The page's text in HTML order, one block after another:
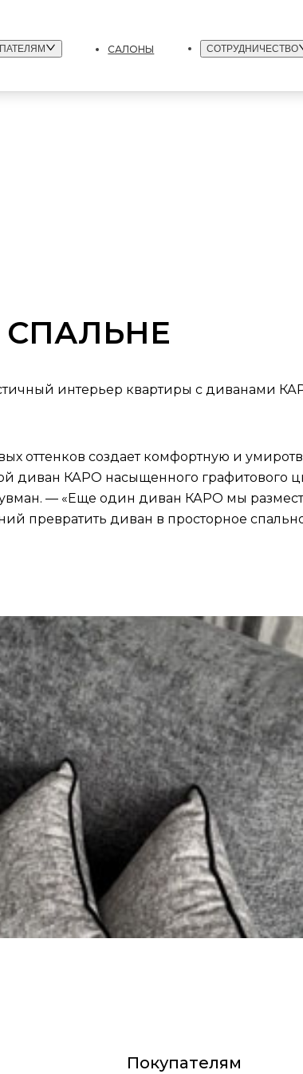
САЛОНЫ СОТРУДНИЧЕСТВО
СПАЛЬНЕ
интерьер квартиры с диванами
оттенков создает комфортную и
диван КАРО насыщенного графитового
— «Еще один диван КАРО мы
превратить диван в просторное
Покупателям